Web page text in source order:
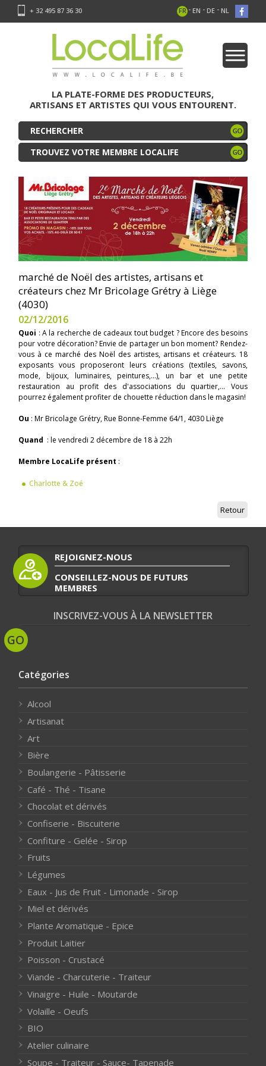
+ 32 495 87 36 30 FR - EN - DE - NL
LA PLATE-FORME DES PRODUCTEURS,
ARTISANS ET ARTISTES QUI VOUS ENTOURENT.
TROUVEZ VOTRE MEMBRE LOCALIFE
marché de Noël des artistes, artisans et
créateurs chez Mr Bricolage Grétry à Liège
(4030)
02/12/2016
Quoi : A la recherche de cadeaux tout budget ? Encore des besoins
pour votre décoration? Envie de partager un bon moment? Rendez-
vous à ce marché des Noël des artistes, artisans et créateurs. 18
exposants vous proposeront leurs créations (textiles, savons,
mode, bijoux, luminaires, peintures,...), un bar et une petite
restauration au profit des d'associations du quartier,... Vous
pourrez également profiter de chouette réduction dans le magasin!
Ou : Mr Bricolage Grétry, Rue Bonne-Femme 64/1, 4030 Liège
Quand : le vendredi 2 décembre de 18 à 22h
Membre LocaLife présent :
Charlotte & Zoé
Retour
REJOIGNEZ-NOUS
CONSEILLEZ-NOUS DE FUTURS
MEMBRES
INSCRIVEZ-VOUS À LA NEWSLETTER
Catégories
Alcool
Artisanat
Art
Bière
Boulangerie - Pâtisserie
Café - Thé - Tisane
Chocolat et dérivés
Confiserie - Biscuiterie
Confiture - Gelée - Sirop
Fruits
Légumes
Eaux - Jus de Fruit - Limonade - Sirop
Miel et dérivés
Plante Aromatique - Epice
Produit Laitier
Poisson - Crustacé
Viande - Charcuterie - Traiteur
Vinaigre - Huile - Moutarde
Volaille - Oeufs
BIO
Atelier culinaire
Soupe - Traiteur - Sauce- Tapenade